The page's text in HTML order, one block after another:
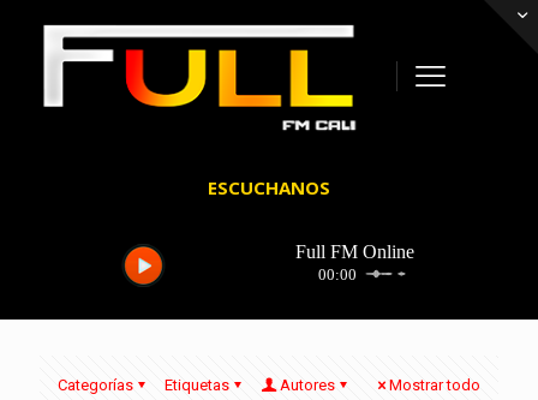
ESCUCHANOS
Categorías Etiquetas Autores Mostrar todo